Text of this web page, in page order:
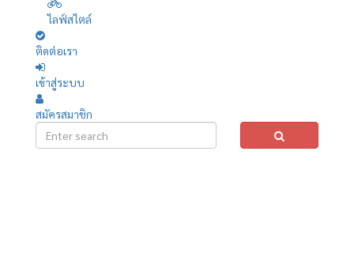
ไลฟ์สไตล์
ติดต่อเรา
เข้าสู่ระบบ
สมัครสมาชิก